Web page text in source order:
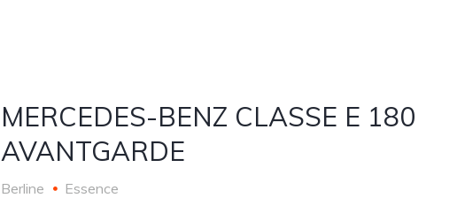
MERCEDES-BENZ CLASSE E 180
AVANTGARDE
Berline Essence